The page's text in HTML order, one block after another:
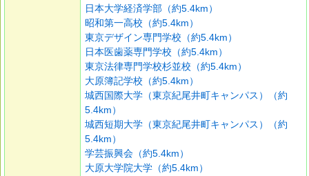
日本大学経済学部（約5.4km）
昭和第一高校（約5.4km）
東京デザイン専門学校（約5.4km）
日本医歯薬専門学校（約5.4km）
東京法律専門学校杉並校（約5.4km）
大原簿記学校（約5.4km）
城西国際大学（東京紀尾井町キャンパス）（約
5.4km）
城西短期大学（東京紀尾井町キャンパス）（約
5.4km）
学芸振興会（約5.4km）
大原大学院大学（約5.4km）